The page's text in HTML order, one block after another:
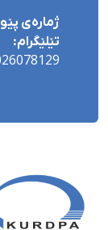
ژمارەی
تێلێگرام: